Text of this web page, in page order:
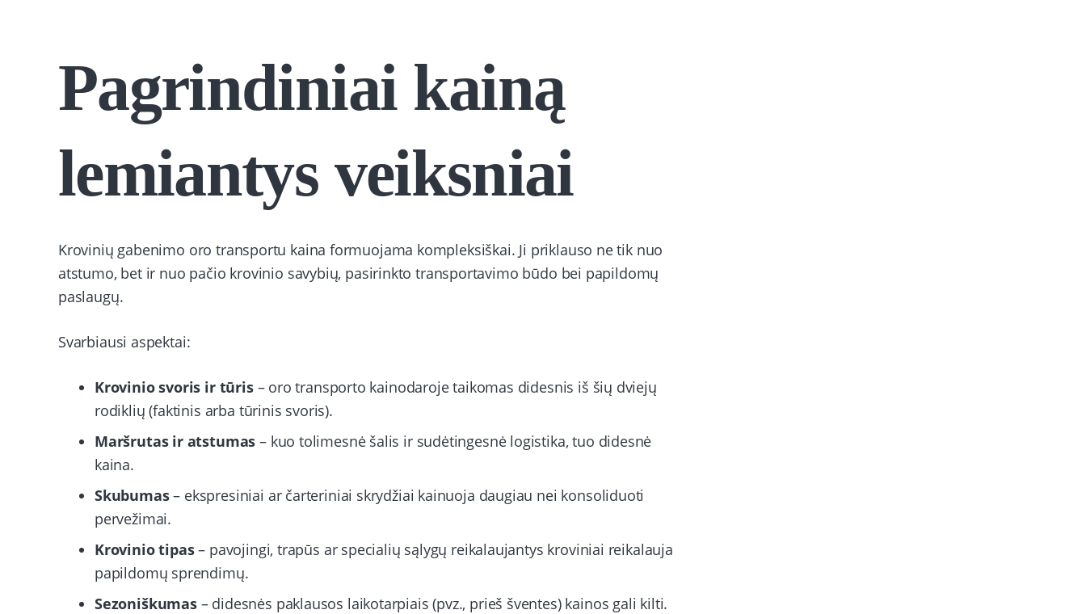
Pagrindiniai kainą
lemiantys veiksniai
Krovinių gabenimo oro transportu kaina formuojama kompleksiškai. Ji priklauso ne tik nuo
atstumo, bet ir nuo pačio krovinio savybių, pasirinkto transportavimo būdo bei papildomų
paslaugų.
Svarbiausi aspektai:
Krovinio svoris ir tūris– oro transporto kainodaroje taikomas didesnis iš šių dviejų
rodiklių (faktinis arba tūrinis svoris).
Maršrutas ir atstumas – kuo tolimesnė šalis ir sudėtingesnė logistika, tuo didesnė
kaina.
Skubumas– ekspresiniai ar čarteriniai skrydžiai kainuoja daugiau nei konsoliduoti
pervežimai.
Krovinio tipas– pavojingi, trapūs ar specialių sąlygų reikalaujantys kroviniai reikalauja
papildomų sprendimų.
Sezoniškumas– didesnės paklausos laikotarpiais (pvz., prieš šventes) kainos gali kilti.